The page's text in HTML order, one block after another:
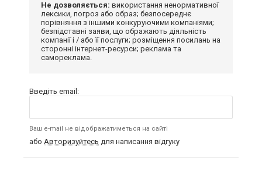
Не дозволяється: використання ненормативної
лексики, погроз або образ; безпосереднє
порівняння з іншими конкуруючими компаніями;
безпідставні заяви, що ображають діяльність
компанії і / або її послуги; розміщення посилань на
сторонні інтернет-ресурси; реклама та
самореклама.
Введіть email:
Ваш e-mail не відображатиметься на сайті
або Авторизуйтесь для написання відгуку